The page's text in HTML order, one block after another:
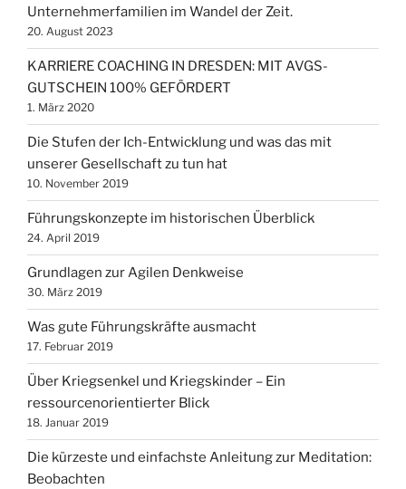
Unternehmerfamilien im Wandel der Zeit.
20. August 2023
KARRIERE COACHING IN DRESDEN: MIT AVGS-
GUTSCHEIN 100% GEFÖRDERT
1. März 2020
Die Stufen der Ich-Entwicklung und was das mit
unserer Gesellschaft zu tun hat
10. November 2019
Führungskonzepte im historischen Überblick
24. April 2019
Grundlagen zur Agilen Denkweise
30. März 2019
Was gute Führungskräfte ausmacht
17. Februar 2019
Über Kriegsenkel und Kriegskinder – Ein
ressourcenorientierter Blick
18. Januar 2019
Die kürzeste und einfachste Anleitung zur Meditation:
Beobachten